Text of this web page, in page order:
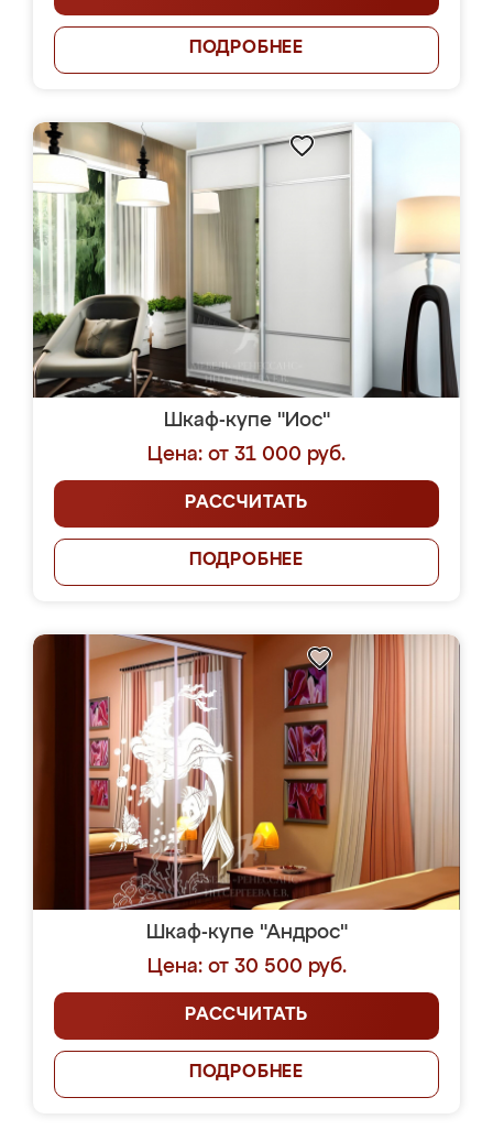
ПОДРОБНЕЕ
Шкаф-купе "Иос"
Цена: от 31 000 руб.
РАССЧИТАТЬ
ПОДРОБНЕЕ
Шкаф-купе "Андрос"
Цена: от 30 500 руб.
РАССЧИТАТЬ
ПОДРОБНЕЕ